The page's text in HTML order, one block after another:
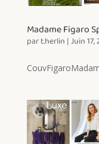
Madame Figaro
part.herlin |Juin 17,